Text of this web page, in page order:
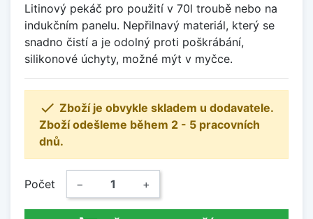
Litinový pekáč pro použití v 70l troubě nebo na
indukčním panelu. Nepřilnavý materiál, který se
snadno čistí a je odolný proti poškrábání,
silikonové úchyty, možné mýt v myčce.
 Zboží je obvykle skladem u dodavatele.
Zboží odešleme během 2 - 5 pracovních
dnů.
Počet − +